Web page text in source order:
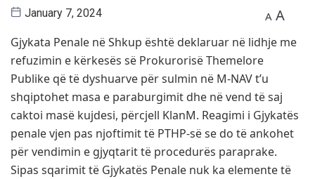
January 7, 2024 A A
Gjykata Penale në Shkup është deklaruar në lidhje me
refuzimin e kërkesës së Prokurorisë Themelore
Publike që të dyshuarve për sulmin në M-NAV t’u
shqiptohet masa e paraburgimit dhe në vend të saj
caktoi masë kujdesi, përcjell KlanM. Reagimi i Gjykatës
penale vjen pas njoftimit të PTHP-së se do të ankohet
për vendimin e gjyqtarit të procedurës paraprake.
Sipas sqarimit të Gjykatës Penale nuk ka elemente të